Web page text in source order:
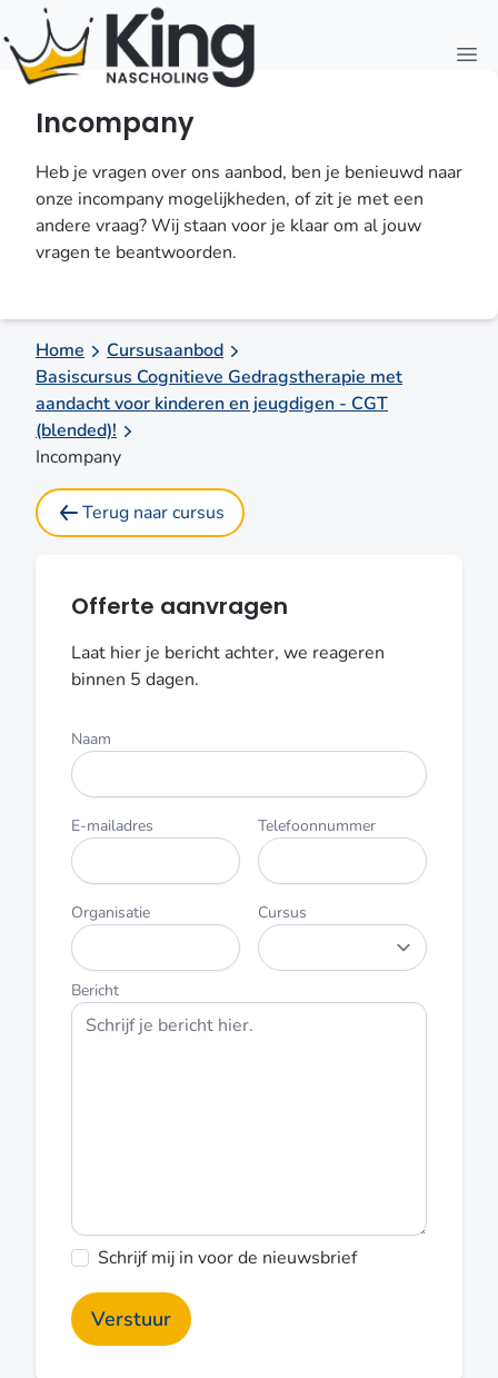
Incompany
Heb je vragen over ons aanbod, ben je benieuwd naar
onze incompany mogelijkheden, of zit je met een
andere vraag? Wij staan voor je klaar om al jouw
vragen te beantwoorden.
Home
Cursusaanbod
Basiscursus Cognitieve Gedragstherapie met
aandacht voor kinderen en jeugdigen - CGT
(blended)!
Incompany
Terug naar cursus
Offerte aanvragen
Laat hier je bericht achter, we reageren
binnen 5 dagen.
Naam
E-mailadres Telefoonnummer
Organisatie Cursus
Bericht
Schrijf mij in voor de nieuwsbrief